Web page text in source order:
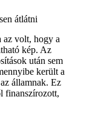
átlátni
az volt, hogy a
kép. Az
után sem
került a
államnak. Ez
finanszírozott,